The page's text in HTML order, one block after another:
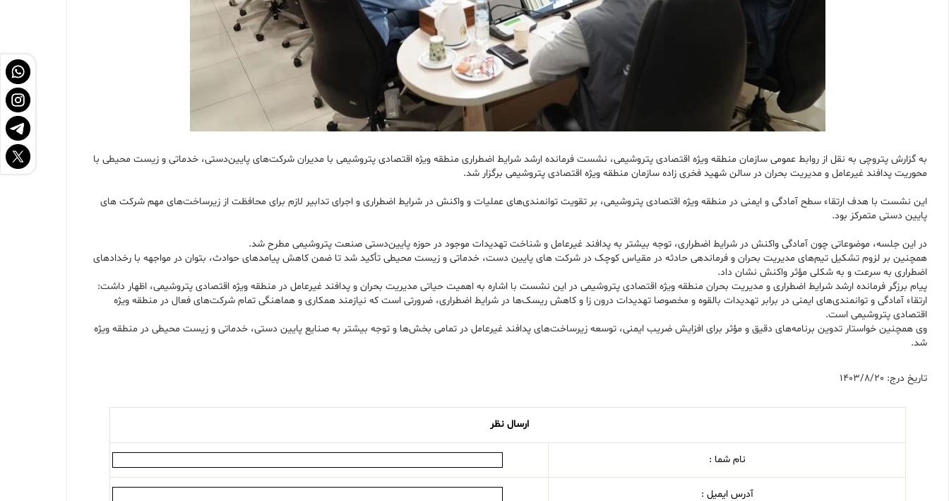
به گزارش پتروچی به نقل از روابط عمومی سازمان منطقه ویژه اقتصادی پتروشیمی، نشست فرمانده ارشد شرایط اضطراری منطقه ویژه اقتصادی پتروشیمی با مدیران شرکت‌های پایین‌دستی، خدماتی و زیست محیطی با
محوریت پدافند غیرعامل و مدیریت بحران در سالن شهید فخری زاده سازمان منطقه ویژه اقتصادی پتروشیمی برگزار شد.
این نشست با هدف ارتقاء سطح آمادگی و ایمنی در منطقه ویژه اقتصادی پتروشیمی، بر تقویت توانمندی‌های عملیات و واکنش در شرایط اضطراری و اجرای تدابیر لازم برای محافظت از زیرساخت‌های مهم شرکت های
پایین دستی متمرکز بود.
در این جلسه، موضوعاتی چون آمادگی واکنش در شرایط اضطراری، توجه بیشتر به پدافند غیرعامل و شناخت تهدیدات موجود در حوزه پایین‌دستی صنعت پتروشیمی مطرح شد.
همچنین بر لزوم تشکیل تیم‌های مدیریت بحران و فرماندهی حادثه در مقیاس کوچک در شرکت های پایین دست، خدماتی و زیست محیطی تأکید شد تا ضمن کاهش پیامدهای حوادث، بتوان در مواجهه با رخدادهای
اضطراری به سرعت و به شکلی مؤثر واکنش نشان داد.
پیام برزگر فرمانده ارشد شرایط اضطراری و مدیریت بحران منطقه ویژه اقتصادی پتروشیمی در این نشست با اشاره به اهمیت حیاتی مدیریت بحران و پدافند غیرعامل در منطقه ویژه اقتصادی پتروشیمی، اظهار داشت:
ارتقاء آمادگی و توانمندی‌های ایمنی در برابر تهدیدات بالقوه و مخصوصا تهدیدات درون زا و کاهش ریسک‌ها در شرایط اضطراری، ضرورتی است که نیازمند همکاری و هماهنگی تمام شرکت‌های فعال در منطقه ویژه
اقتصادی پتروشیمی است.
وی همچنین خواستار تدوین برنامه‌های دقیق و مؤثر برای افزایش ضریب ایمنی، توسعه زیرساخت‌های پدافند غیرعامل در تمامی بخش‌ها و توجه بیشتر به صنایع پایین دستی، خدماتی و زیست محیطی در منطقه ویژه
شد.
تاریخ درج: 1403/8/20
ارسال نظر
نام شما :
آدرس ایمیل :